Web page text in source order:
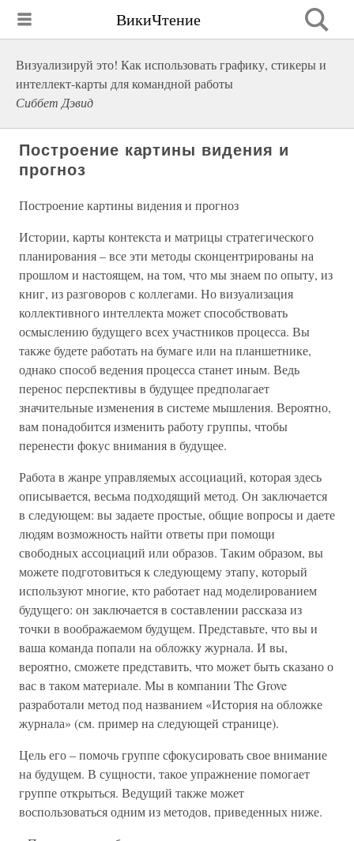
ВикиЧтение
Визуализируй это! Как использовать графику, стикеры и
интеллект-карты для командной работы
Сиббет Дэвид
Построение картины видения и
прогноз
Построение картины видения и прогноз
Истории, карты контекста и матрицы стратегического
планирования – все эти методы сконцентрированы на
прошлом и настоящем, на том, что мы знаем по опыту, из
книг, из разговоров с коллегами. Но визуализация
коллективного интеллекта может способствовать
осмыслению будущего всех участников процесса. Вы
также будете работать на бумаге или на планшетнике,
однако способ ведения процесса станет иным. Ведь
перенос перспективы в будущее предполагает
значительные изменения в системе мышления. Вероятно,
вам понадобится изменить работу группы, чтобы
перенести фокус внимания в будущее.
Работа в жанре управляемых ассоциаций, которая здесь
описывается, весьма подходящий метод. Он заключается
в следующем: вы задаете простые, общие вопросы и даете
людям возможность найти ответы при помощи
свободных ассоциаций или образов. Таким образом, вы
можете подготовиться к следующему этапу, который
используют многие, кто работает над моделированием
будущего: он заключается в составлении рассказа из
точки в воображаемом будущем. Представьте, что вы и
ваша команда попали на обложку журнала. И вы,
вероятно, сможете представить, что может быть сказано о
вас в таком материале. Мы в компании The Grove
разработали метод под названием «История на обложке
журнала» (см. пример на следующей странице).
Цель его – помочь группе сфокусировать свое внимание
на будущем. В сущности, такое упражнение помогает
группе открыться. Ведущий также может
воспользоваться одним из методов, приведенных ниже.